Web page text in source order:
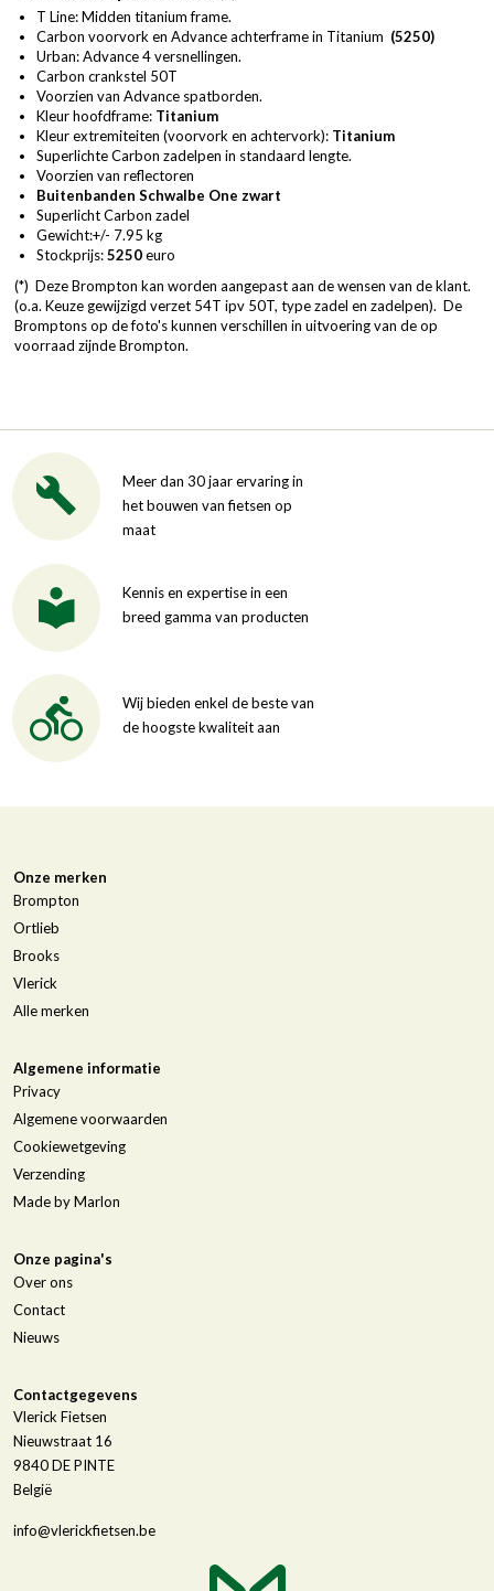
T Line: Midden titanium frame.
Carbon voorvork en Advance achterframe in Titanium (5250)
Urban: Advance 4 versnellingen.
Carbon crankstel 50T
Voorzien van Advance spatborden.
Kleur hoofdframe: Titanium
Kleur extremiteiten (voorvork en achtervork): Titanium
Superlichte Carbon zadelpen in standaard lengte.
Voorzien van reflectoren
Buitenbanden Schwalbe One zwart
Superlicht Carbon zadel
Gewicht:+/- 7.95 kg
Stockprijs:5250euro
(*) Deze Brompton kan worden aangepast aan de wensen van de klant.
(o.a. Keuze gewijzigd verzet 54T ipv 50T, type zadel en zadelpen). De
Bromptons op de foto's kunnen verschillen in uitvoering van de op
voorraad zijnde Brompton.
Meer dan 30 jaar ervaring in
het bouwen van fietsen op
maat
Kennis en expertise in een
breed gamma van producten
Wij bieden enkel de beste van
de hoogste kwaliteit aan
Onze merken
Brompton
Ortlieb
Brooks
Vlerick
Alle merken
Algemene informatie
Privacy
Algemene voorwaarden
Cookiewetgeving
Verzending
Made by Marlon
Onze pagina's
Over ons
Contact
Nieuws
Contactgegevens
Vlerick Fietsen
Nieuwstraat 16
9840DE PINTE
België
info@vlerickfietsen.be